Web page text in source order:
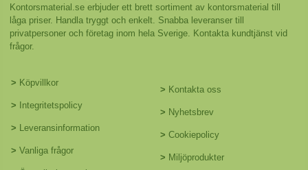
Kontorsmaterial.se erbjuder ett brett sortiment av kontorsmaterial till
låga priser. Handla tryggt och enkelt. Snabba leveranser till
privatpersoner och företag inom hela Sverige. Kontakta kundtjänst vid
frågor.
> Köpvillkor
> Integritetspolicy
> Leveransinformation
> Vanliga frågor
> Kontakta oss
> Nyhetsbrev
> Cookiepolicy
> Miljöprodukter